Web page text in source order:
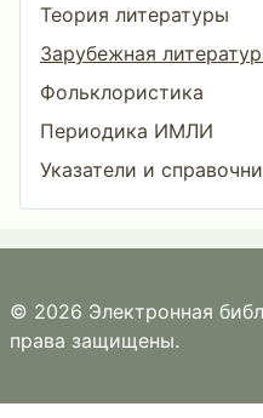
Теория литературы
Зарубежная
Фольклористика
Периодика ИМЛИ
Указатели и
© 2026 Электронная
права защищены.